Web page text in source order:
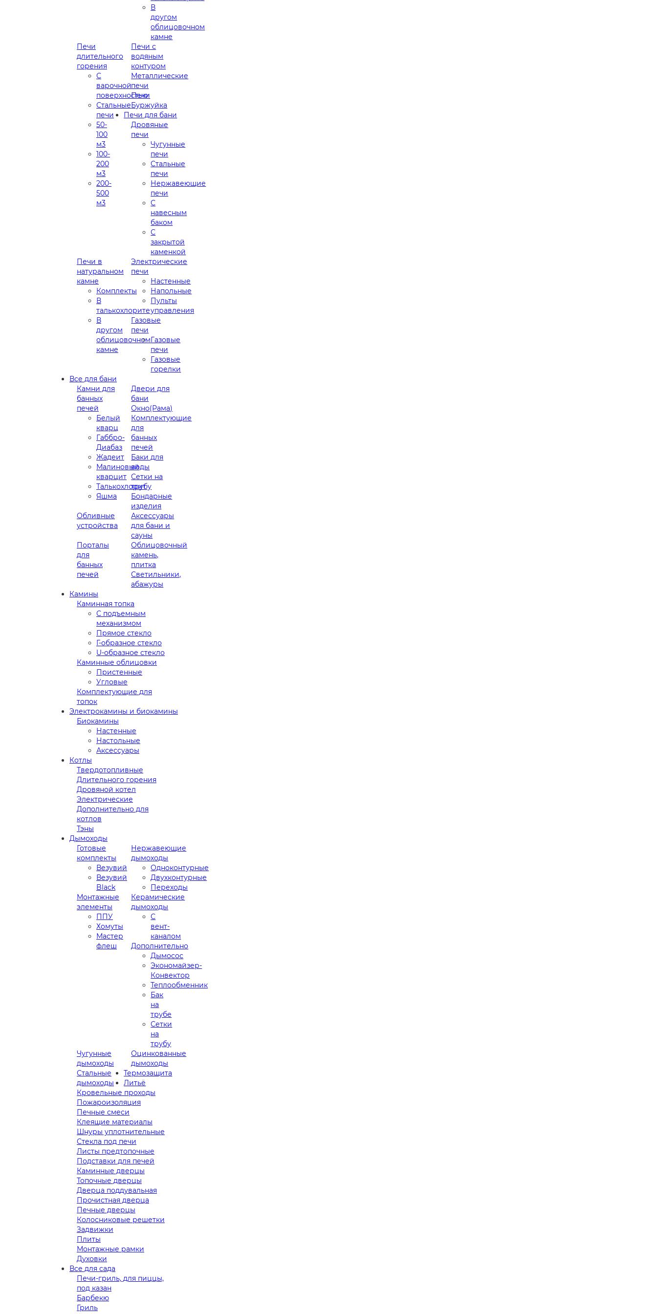
В
другом
облицовочном
камне
Печи
длительного
горения
С
варочной
поверхностью
Стальные
печи
50-
100
м3
100-
200
м3
200-
500
м3
Печи с
водяным
контуром
Металлические
печи
Печи
Буржуйка
Печи для бани
Дровяные
печи
Чугунные
печи
Стальные
печи
Нержавеющие
печи
С
навесным
баком
С
закрытой
каменкой
Печи в
натуральном
камне
Комплекты
В
талькохлорите
В
другом
облицовочном
камне
Электрические
печи
Настенные
Напольные
Пульты
управления
Газовые
печи
Газовые
печи
Газовые
горелки
Все для бани
Камни для
банных
печей
Белый
кварц
Габбро-
Диабаз
Жадеит
Малиновый
кварцит
Талькохлорит
Яшма
Двери для
бани
Окно(Рама)
Комплектующие
для
банных
печей
Баки для
воды
Сетки на
трубу
Бондарные
изделия
Обливные
устройства
Аксессуары
для бани и
сауны
Порталы
для
банных
печей
Облицовочный
камень,
плитка
Светильники,
абажуры
Камины
Каминная топка
С подъемным
механизмом
Прямое стекло
Г-образное стекло
U-образное стекло
Каминные облицовки
Пристенные
Угловые
Комплектующие для
топок
Электрокамины и биокамины
Биокамины
Настенные
Настольные
Аксессуары
Котлы
Твердотопливные
Длительного горения
Дровяной котел
Электрические
Дополнительно для
котлов
Тэны
Дымоходы
Готовые
комплекты
Везувий
Везувий
Black
Нержавеющие
дымоходы
Одноконтурные
Двухконтурные
Переходы
Монтажные
элементы
ППУ
Хомуты
Мастер
флеш
Керамические
дымоходы
С
вент-
каналом
Дополнительно
Дымосос
Экономайзер-
Конвектор
Теплообменник
Бак
на
трубе
Сетки
на
трубу
Чугунные
дымоходы
Оцинкованные
дымоходы
Стальные
дымоходы
Термозащита
Кровельные проходы
Пожароизоляция
Печные смеси
Клеящие материалы
Шнуры уплотнительные
Стекла под печи
Листы предтопочные
Подставки для печей
Литьё
Каминные дверцы
Топочные дверцы
Дверца поддувальная
Прочистная дверца
Печные дверцы
Колосниковые решетки
Задвижки
Плиты
Монтажные рамки
Духовки
Все для сада
Печи-гриль, для пиццы,
под казан
Барбекю
Гриль